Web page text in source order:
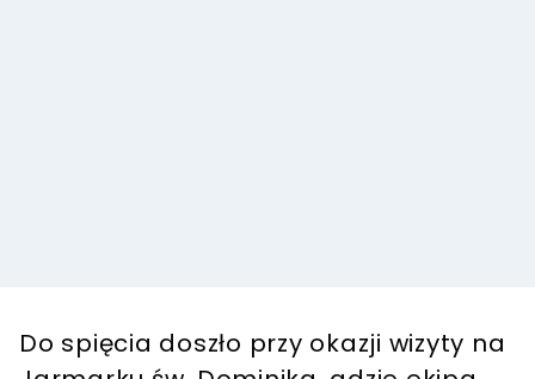
Do spięcia doszło przy okazji wizyty na